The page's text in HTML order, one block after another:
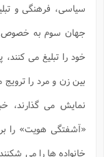
سیاسی، فرهنگی و
جهان سوم به خصوص
خود را تبلیغ می
بین زن و مرد را
نمایش می گذارند،
«آشفتگی هویت» را
خانواده ها را می